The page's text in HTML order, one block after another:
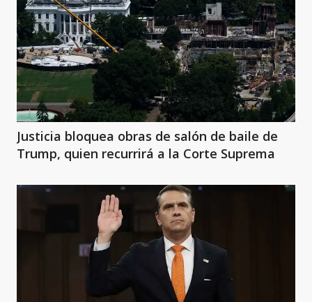
Justicia bloquea obras de salón de baile de
Trump, quien recurrirá a la Corte Suprema